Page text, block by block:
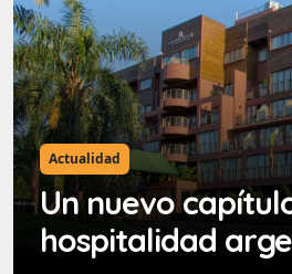
Actualidad
Un nuevo
hospitalidad